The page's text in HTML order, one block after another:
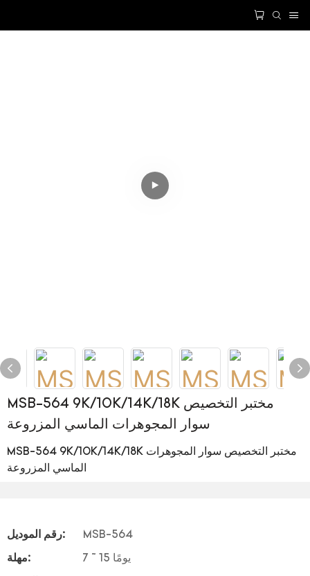
MSB-564 9K/10K/14K/18K مختبر التخصيص
سوار المجوهرات الماسي المزروعة
MSB-564 9K/10K/14K/18K مختبر التخصيص سوار المجوهرات
الماسي المزروعة
رقم الموديل: MSB-564
مهلة: 7 ~ 15 يومًا